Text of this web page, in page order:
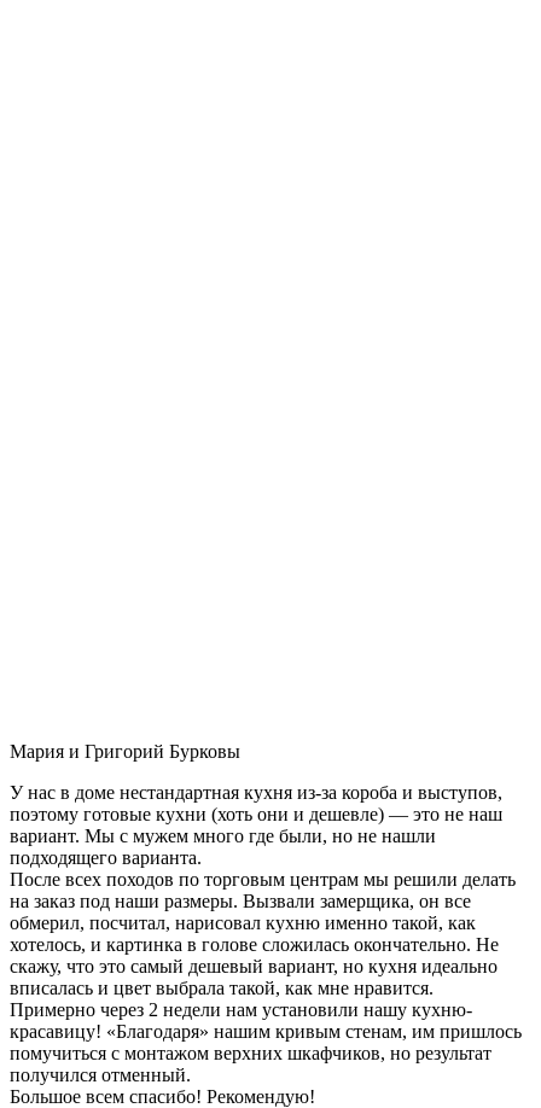
Мария и Григорий Бурковы
У нас в доме нестандартная кухня из-за короба и выступов,
поэтому готовые кухни (хоть они и дешевле) — это не наш
вариант. Мы с мужем много где были, но не нашли
подходящего варианта.
После всех походов по торговым центрам мы решили делать
на заказ под наши размеры. Вызвали замерщика, он все
обмерил, посчитал, нарисовал кухню именно такой, как
хотелось, и картинка в голове сложилась окончательно. Не
скажу, что это самый дешевый вариант, но кухня идеально
вписалась и цвет выбрала такой, как мне нравится.
Примерно через 2 недели нам установили нашу кухню-
красавицу! «Благодаря» нашим кривым стенам, им пришлось
помучиться с монтажом верхних шкафчиков, но результат
получился отменный.
Большое всем спасибо! Рекомендую!